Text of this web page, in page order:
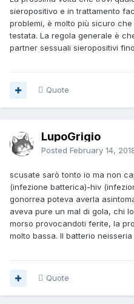
sieropositivo e in trattamento
problemi, è molto più sicuro
testata. La regola generale è
partner sessuali sieropositivi
Quote
LupoGrigio
Posted February 14,
scusate sarò tonto io ma non
(infezione batterica)-hiv
gonorrea poteva averla
aveva pure un mal di gola, chi
morso provocandoti ferite, la
molto bassa. Il batterio
Quote